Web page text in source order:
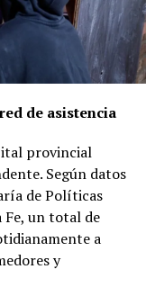
el sector público
89 % en camas
70 % en
que comenzaron
del Cemar,
un total de
corresponden
de asistencia
provincial
Según datos
de Políticas
Fe, un total de
a
y